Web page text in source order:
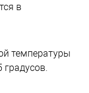
в
температуры